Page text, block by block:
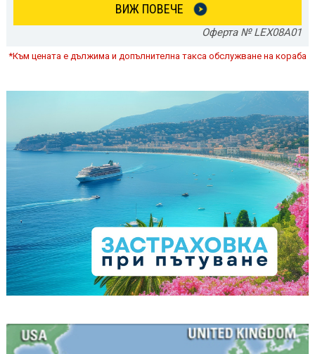
ВИЖ ПОВЕЧЕ
Оферта № LEX08A01
*Към цената е дължима и допълнителна такса обслужване на кораба